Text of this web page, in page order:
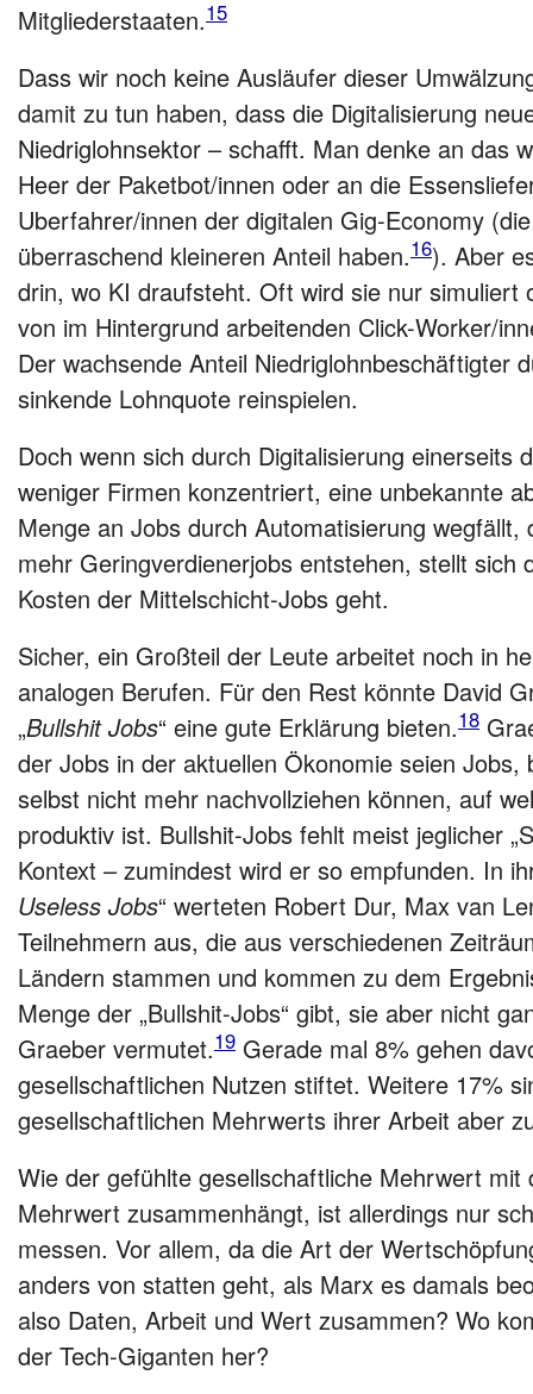
Mitgliederstaaten.15
Dass wir noch keine Ausläufer dieser
damit zu tun haben, dass die Digitalisierung
Niedriglohnsektor – schafft. Man denke an das
Heer der Paketbot/innen oder an die
Uberfahrer/innen der digitalen Gig-Economy
überraschend kleineren Anteil haben.16). Aber
drin, wo KI draufsteht. Oft wird sie nur simuliert
von im Hintergrund arbeitenden Click-Worker/
Der wachsende Anteil Niedriglohnbeschäftigter
sinkende Lohnquote reinspielen.
Doch wenn sich durch Digitalisierung einerseits
weniger Firmen konzentriert, eine unbekannte
Menge an Jobs durch Automatisierung
mehr Geringverdienerjobs entstehen, stellt sich
Kosten der Mittelschicht-Jobs geht.
Sicher, ein Großteil der Leute arbeitet noch in
analogen Berufen. Für den Rest könnte David
„Bullshit Jobs“ eine gute Erklärung bieten.18
der Jobs in der aktuellen Ökonomie seien Jobs,
selbst nicht mehr nachvollziehen können, auf
produktiv ist. Bullshit-Jobs fehlt meist jeglicher
Kontext – zumindest wird er so empfunden. In
Useless Jobs“ werteten Robert Dur, Max van
Teilnehmern aus, die aus verschiedenen
Ländern stammen und kommen zu dem
Menge der „Bullshit-Jobs“ gibt, sie aber nicht
Graeber vermutet.19 Gerade mal 8% gehen
gesellschaftlichen Nutzen stiftet. Weitere 17%
gesellschaftlichen Mehrwerts ihrer Arbeit aber
Wie der gefühlte gesellschaftliche Mehrwert mit
Mehrwert zusammenhängt, ist allerdings nur
messen. Vor allem, da die Art der
anders von statten geht, als Marx es damals
also Daten, Arbeit und Wert zusammen? Wo
der Tech-Giganten her?